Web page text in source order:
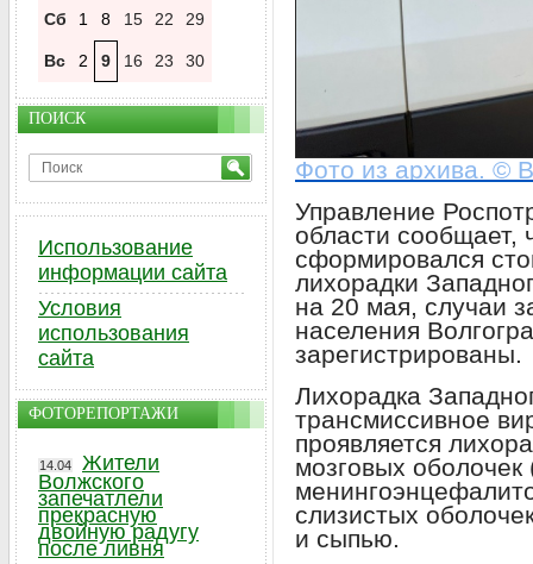
Фото из архива. ©
Управление
области сообщает,
сформировался
лихорадки
на 20 мая, случаи
населения
зарегистрированы.
Лихорадка
трансмиссивное
проявляется
мозговых
слизистых
и сыпью.
Сб 1 8 15 22 29
Вс 2 9 16 23 30
ПОИСК
Использование
информации сайта
Условия
использования
сайта
ФОТОРЕПОРТАЖИ
14.04
Жители
Волжского
запечатлели
прекрасную
двойную радугу
после ливня